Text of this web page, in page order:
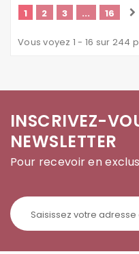
1 2 3 ... 16
Vous voyez 1 - 16 sur 244
INSCRIVEZ-
NEWSLETTER
Pour recevoir en